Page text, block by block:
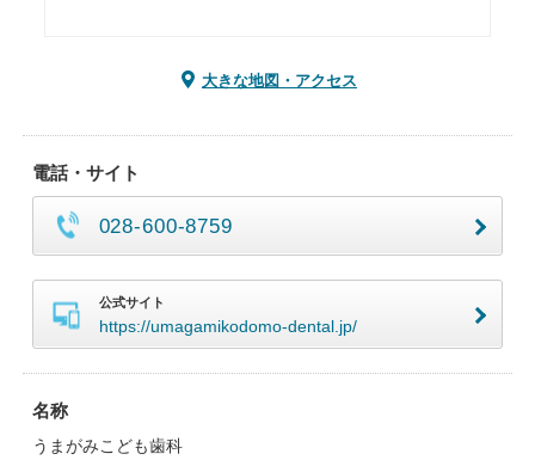
大きな地図・アクセス
電話・サイト
028-600-8759
公式サイト
https://umagamikodomo-dental.jp/
名称
うまがみこども歯科